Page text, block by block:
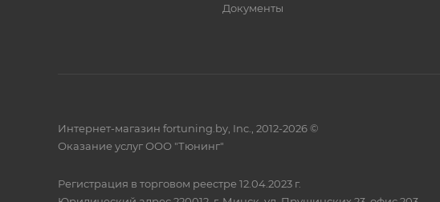
Документы
Интернет-магазин fortuning.by, Inc., 2012-2026 ©
Оказание услуг ООО "Тюнинг"
Регистрация в торговом реестре 12.04.2023 г.